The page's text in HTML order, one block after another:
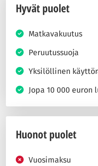
Hyvät puolet
Matkavakuutus
Peruutussuoja
Yksilöllinen
Jopa 10 000 euron
Huonot puolet
Vuosimaksu